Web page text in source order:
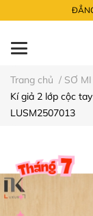
Trang chủ / SƠ
Kí giả 2 lớp cộc
LUSM2507013